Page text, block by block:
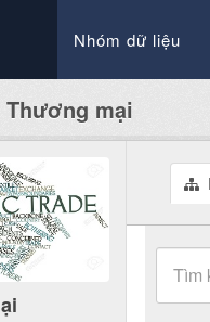
Nhóm dữ liệu
Thương mại